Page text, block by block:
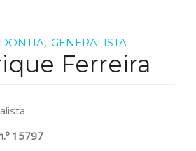
, GENERALISTA
Ferreira
15797